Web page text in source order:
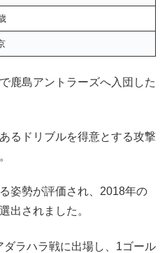
鹿島アントラーズへ入団した
るドリブルを得意とする攻撃
姿勢が評価され、2018年の
出されました。
ラハラ戦に出場し、1ゴール